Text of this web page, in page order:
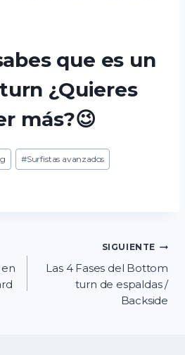
que es un
¿Quieres
más?😉
#Surfistas avanzados
SIGUIENTE
Las 4 Fases del Bottom
turn de espaldas /
Backside